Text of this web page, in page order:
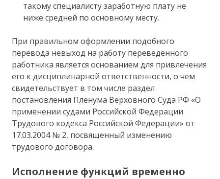
такому специалисту заработную плату не
ниже средней по основному месту.
При правильном оформлении подобного
перевода невыход на работу переведенного
работника является основанием для привлечения
его к дисциплинарной ответственности, о чем
свидетельствует в том числе раздел
постановления Пленума Верховного Суда РФ «О
применении судами Российской Федерации
Трудового кодекса Российской Федерации» от
17.03.2004 № 2, посвященный изменению
трудового договора.
Исполнение функций временно